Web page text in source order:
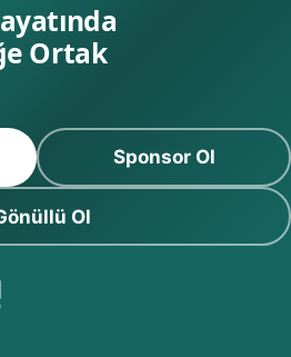
Ortak
Sponsor Ol
Ol